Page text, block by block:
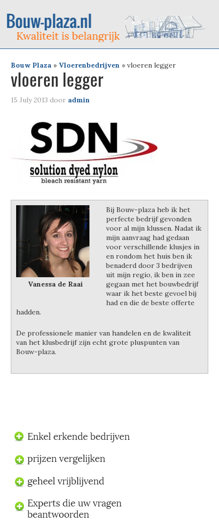
Bouw Plaza » Vloerenbedrijven »vloeren legger
vloeren legger
15 July 2013 door admin
Vanessa de Raai
Bij Bouw-plaza heb ik het
perfecte bedrijf gevonden
voor al mijn klussen. Nadat ik
mijn aanvraag had gedaan
voor verschillende klusjes in
en rondom het huis ben ik
benaderd door 3 bedrijven
uit mijn regio, ik ben in zee
gegaan met het bouwbedrijf
waar ik het beste gevoel bij
had en die de beste offerte
hadden.
De professionele manier van handelen en de kwaliteit
van het klusbedrijf zijn echt grote pluspunten van
Bouw-plaza.